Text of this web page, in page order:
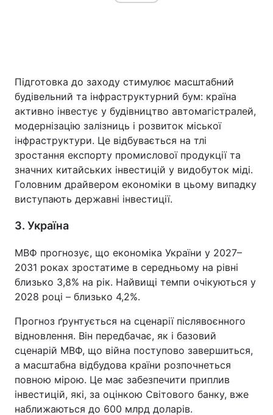
Підготовка до заходу стимулює масштабний
будівельний та інфраструктурний бум: країна
активно інвестує у будівництво автомагістралей,
модернізацію залізниць і розвиток міської
інфраструктури. Це відбувається на тлі
зростання експорту промислової продукції та
значних китайських інвестицій у видобуток міді.
Головним драйвером економіки в цьому випадку
виступають державні інвестиції.
3. Україна
МВФ прогнозує, що економіка України у 2027–
2031 роках зростатиме в середньому на рівні
близько 3,8% на рік. Найвищі темпи очікуються у
2028 році – близько 4,2%.
Прогноз ґрунтується на сценарії післявоєнного
відновлення. Він передбачає, як і базовий
сценарій МВФ, що війна поступово завершиться,
а масштабна відбудова країни розпочнеться
повною мірою. Це має забезпечити приплив
інвестицій, які, за оцінкою Світового банку, вже
наближаються до 600 млрд доларів.